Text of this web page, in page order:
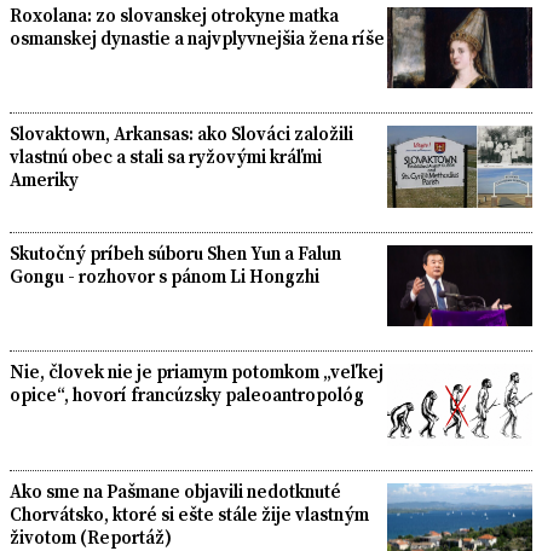
Roxolana: zo slovanskej otrokyne matka
osmanskej dynastie a najvplyvnejšia žena ríše
Slovaktown, Arkansas: ako Slováci založili
vlastnú obec a stali sa ryžovými kráľmi
Ameriky
Skutočný príbeh súboru Shen Yun a Falun
Gongu - rozhovor s pánom Li Hongzhi
Nie, človek nie je priamym potomkom „veľkej
opice“, hovorí francúzsky paleoantropológ
Ako sme na Pašmane objavili nedotknuté
Chorvátsko, ktoré si ešte stále žije vlastným
životom (Reportáž)